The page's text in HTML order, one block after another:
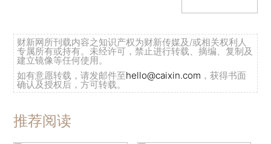
财新网所刊载内容之知识产权为财新传媒及/或相关权利人
专属所有或持有。未经许可，禁止进行转载、摘编、复制及
建立镜像等任何使用。
如有意愿转载，请发邮件至hello@caixin.com ，获得书面
确认及授权后，方可转载。
推荐阅读